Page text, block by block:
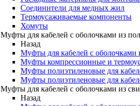
Соединители для медных жил
Термоусаживаемые компоненты
Хомуты
Муфты для кабелей с оболочками из
Назад
Муфты для кабелей с оболочками
Муфты компрессионные и
Муфты полиэтиленовые для
Муфты полиэтиленовые для
Муфты для кабелей с оболочками из
Назад